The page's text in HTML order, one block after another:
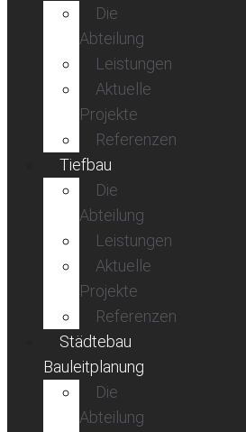
Die
Abteilung
Leistungen
Aktuelle
Projekte
Referenzen
Tiefbau
Die
Abteilung
Leistungen
Aktuelle
Projekte
Referenzen
Städtebau
Bauleitplanung
Die
Abteilung